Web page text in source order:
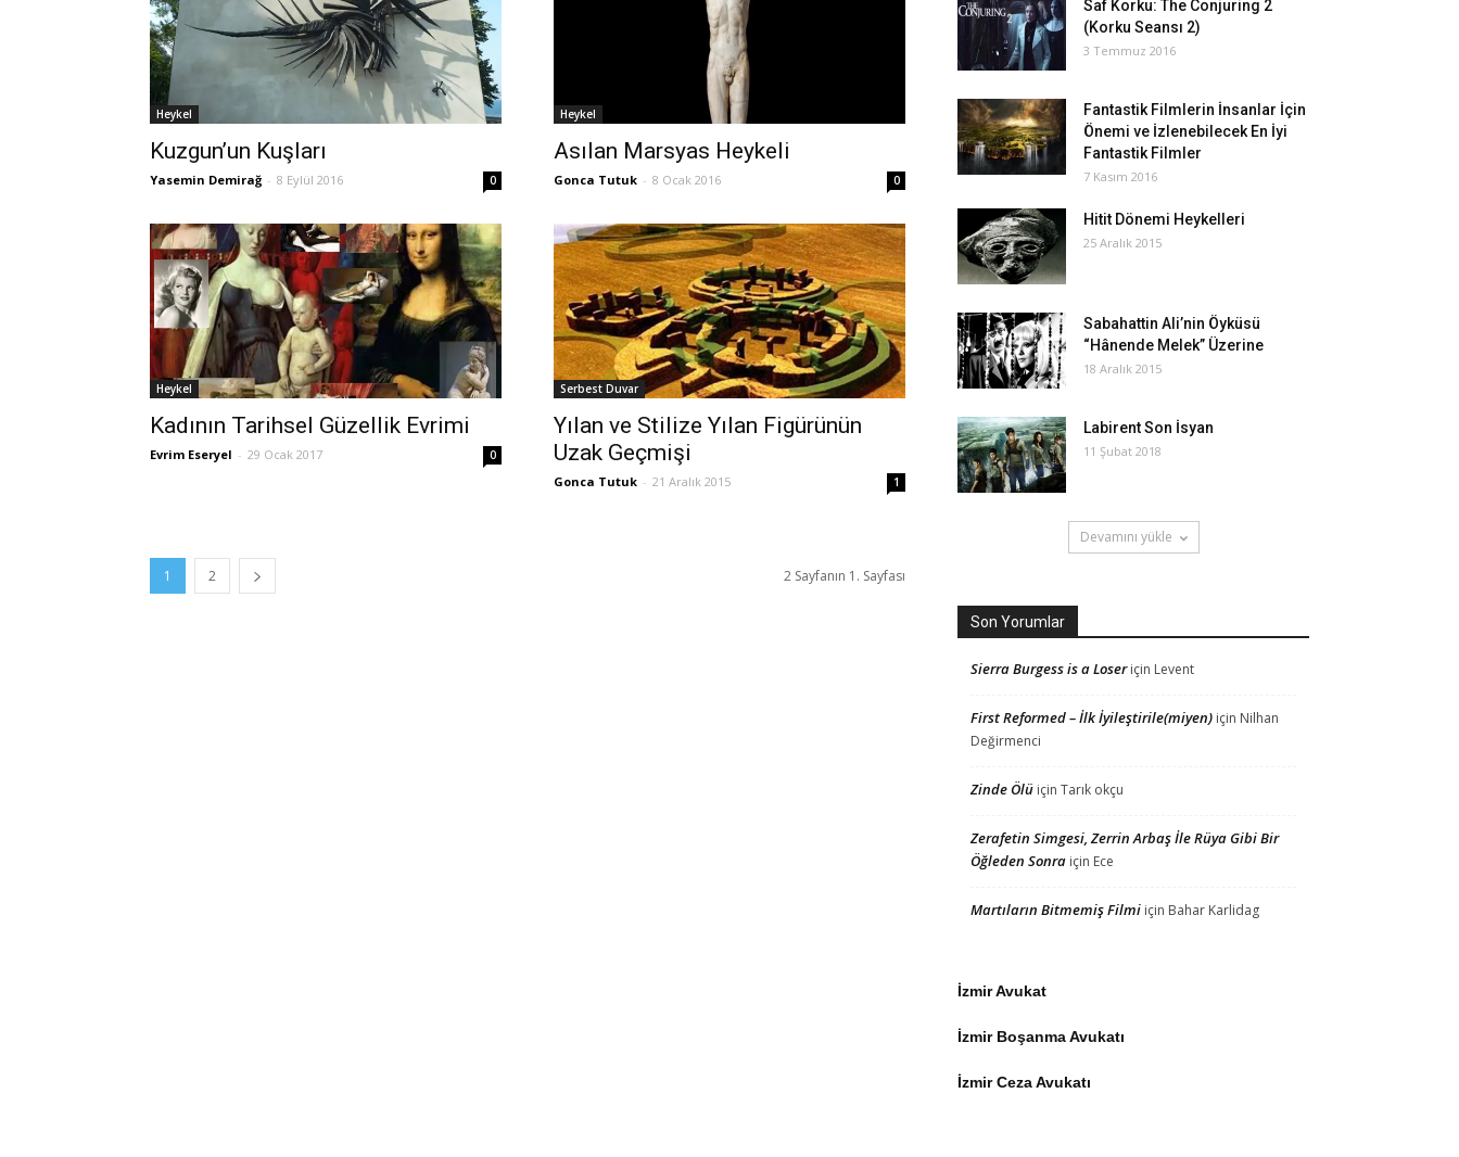
Heykel
Kuzgun’un Kuşları
Yasemin Demirağ - 8 Eylül 2016 0
Heykel
Asılan Marsyas Heykeli
Gonca Tutuk - 8 Ocak 2016 0
Heykel
Kadının Tarihsel Güzellik Evrimi
Evrim Eseryel - 29 Ocak 2017 0
Serbest Duvar
Yılan ve Stilize Yılan Figürünün
Uzak Geçmişi
Gonca Tutuk - 21 Aralık 2015 1
1 2 2 Sayfanın 1. Sayfası
Saf Korku: The Conjuring 2
(Korku Seansı 2)
3 Temmuz 2016
Fantastik Filmlerin İnsanlar İçin
Önemi ve İzlenebilecek En İyi
Fantastik Filmler
7 Kasım 2016
Hitit Dönemi Heykelleri
25 Aralık 2015
Sabahattin Ali’nin Öyküsü
“Hânende Melek” Üzerine
18 Aralık 2015
Labirent Son İsyan
11 Şubat 2018
Devamını yükle
Son Yorumlar
Sierra Burgess is a Loseriçin Levent
First Reformed – İlk İyileştirile(miyen) için Nilhan
Değirmenci
Zinde Ölü için Tarık okçu
Zerafetin Simgesi, Zerrin Arbaş İle Rüya Gibi Bir
Öğleden Sonra için Ece
Martıların Bitmemiş Filmi için Bahar Karlidag
İzmir Avukat
İzmir Boşanma Avukatı
İzmir Ceza Avukatı